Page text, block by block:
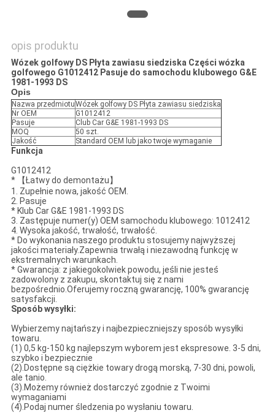
opis produktu
Wózek golfowy DS Płyta zawiasu siedziska Części wózka
golfowego G1012412 Pasuje do samochodu klubowego G&E
1981-1993 DS
Opis
Nazwa przedmiotuWózek golfowy DS Płyta zawiasu siedziska
Nr OEM
G1012412
Pasuje
Club Car G&E 1981-1993 DS
MOQ
50 szt.
Jakość
Standard OEM lub jako twoje wymaganie
Funkcja
G1012412
* 【Łatwy do demontażu】
1. Zupełnie nowa, jakość OEM.
2. Pasuje
* Klub Car G&E 1981-1993 DS
3. Zastępuje numer(y) OEM samochodu klubowego: 1012412
4. Wysoka jakość, trwałość, trwałość.
* Do wykonania naszego produktu stosujemy najwyższej
jakości materiały.Zapewnia trwałą i niezawodną funkcję w
ekstremalnych warunkach.
* Gwarancja: z jakiegokolwiek powodu, jeśli nie jesteś
zadowolony z zakupu, skontaktuj się z nami
bezpośrednio.Oferujemy roczną gwarancję, 100% gwarancję
satysfakcji.
Sposób wysyłki:
Wybierzemy najtańszy i najbezpieczniejszy sposób wysyłki
towaru.
(1) 0,5 kg-150 kg najlepszym wyborem jest ekspresowe. 3-5 dni,
szybko i bezpiecznie
(2).Dostępne są ciężkie towary drogą morską, 7-30 dni, powoli,
ale tanio.
(3).Możemy również dostarczyć zgodnie z Twoimi
wymaganiami
(4).Podaj numer śledzenia po wysłaniu towaru.